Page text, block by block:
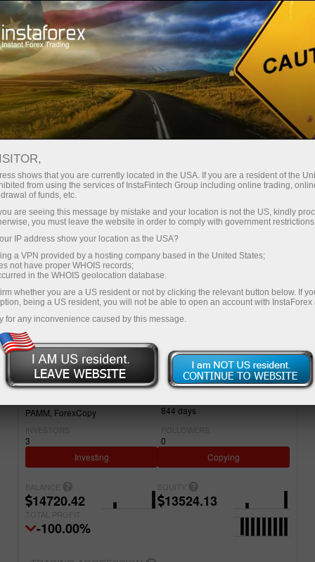
สำหรับนักลงทุน ระบบ PAMM
การตรวจสอบ
การตรวจสอบบัญชี 22299139 - InstaForexIndia96
การเฝ้าสังเกตการณ์ FOREX
เปิดบัญชีซื้อขาย
เปิดบัญชีเดโม่
Simple Advanced
ACCOUNT
22299139
PROJECT NAME
InstaForexIndia96
PAMM ForexCopy 844 days
3
0
Investing
Copying
14720.42 13524.13
-100.00%
shows that you are currently located in the USA. If you are a resident of the
from using the services of InstaFintech Group including online trading,
of funds, etc.
are seeing this message by mistake and your location is not the US, kindly
you must leave the website in order to comply with government
IP address show your location as the USA?
a VPN provided by a hosting company based in the United States;
not have proper WHOIS records;
in the WHOIS geolocation database.
whether you are a US resident or not by clicking the relevant button below. If
being a US resident, you will not be able to open an account with InstaForex
for any inconvenience caused by this message.